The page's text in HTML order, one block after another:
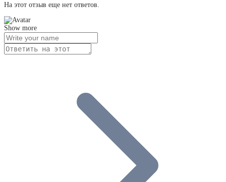
На этот отзыв еще нет ответов.
Show more